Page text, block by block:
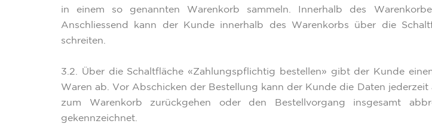
in einem so genannten Warenkorb sammeln. Innerhalb des
Anschliessend kann der Kunde innerhalb des Warenkorbs über die
schreiten.
3.2. Über die Schaltfläche «Zahlungspflichtig bestellen» gibt der Kunde
Waren ab. Vor Abschicken der Bestellung kann der Kunde die Daten
zum Warenkorb zurückgehen oder den Bestellvorgang insgesamt
gekennzeichnet.